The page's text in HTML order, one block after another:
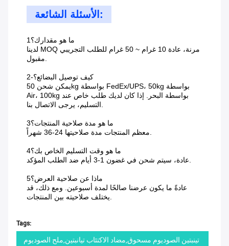
الأسئلة الشائعة:
1ما هو مقدارك؟
لدينا MOQ مرنة، عادة 10 غرام ~ 50 غرام للطلب التجريبي
مقبول.
2-كيف توصيل البضائع؟
يمكن شحن 50kg بواسطة FedEx/UPS، 50kg بواسطة
Air، 100kg بواسطة البحر. إذا كان لديك طلب خاص عند
التسليم، يرجى الاتصال بنا.
3ما هو مدة صلاحية المنتجات؟
معظم المنتجات مدة صلاحيتها 24-36 شهراً.
4ما هو وقت التسليم الخاص بك؟
عادة، سيتم شحن في غضون 1-3 أيام ضد الطلب المؤكد.
5ماذا عن صلاحية العرض؟
عادةً ما يكون عرضنا صالحًا لمدة أسبوعين. ومع ذلك، قد
يختلف صلاحيته بين المنتجات.
Tags:
تينبتين الصوديوم مسحوق,مضاد الاكتئاب تيانبتين,ملح الصوديوم